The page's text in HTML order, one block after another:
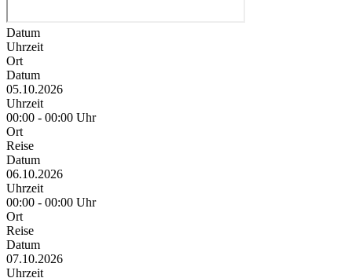
Datum
Uhrzeit
Ort
Datum
05.10.2026
Uhrzeit
00:00 - 00:00 Uhr
Ort
Reise
Datum
06.10.2026
Uhrzeit
00:00 - 00:00 Uhr
Ort
Reise
Datum
07.10.2026
Uhrzeit